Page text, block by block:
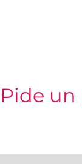
Pide